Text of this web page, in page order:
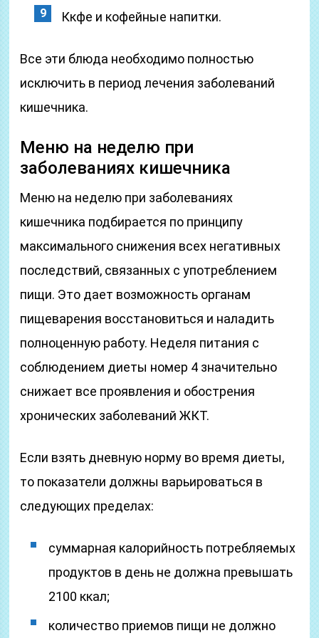
Ккфе и кофейные напитки.
Все эти блюда необходимо полностью
исключить в период лечения заболеваний
кишечника.
Меню на неделю при
заболеваниях кишечника
Меню на неделю при заболеваниях
кишечника подбирается по принципу
максимального снижения всех негативных
последствий, связанных с употреблением
пищи. Это дает возможность органам
пищеварения восстановиться и наладить
полноценную работу. Неделя питания с
соблюдением диеты номер 4 значительно
снижает все проявления и обострения
хронических заболеваний ЖКТ.
Если взять дневную норму во время диеты,
то показатели должны варьироваться в
следующих пределах:
суммарная калорийность потребляемых
продуктов в день не должна превышать
2100 ккал;
количество приемов пищи не должно